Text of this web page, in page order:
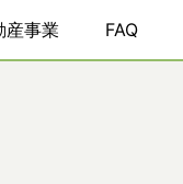
産事業 FAQ